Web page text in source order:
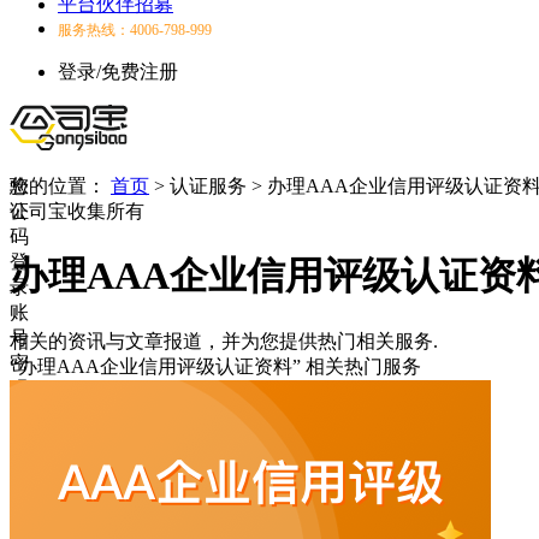
平台伙伴招募
服务热线：4006-798-999
登录/免费注册
验
证
码
登
录
账
号
密
您的位置： 首页 > 认证服务 > 办理AAA企业信用评级认证资
公司宝收集所有
办理AAA企业信用评级认证资
相关的资讯与文章报道，并为您提供热门相关服务.
“办理AAA企业信用评级认证资料” 相关热门服务